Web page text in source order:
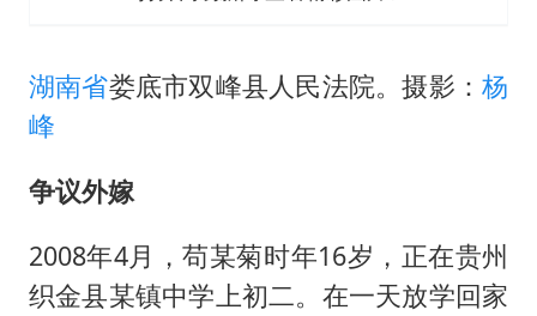
湖南省娄底市双峰县人民法院。摄影：杨
峰
争议外嫁
2008年4月，苟某菊时年16岁，正在贵州
织金县某镇中学上初二。在一天放学回家